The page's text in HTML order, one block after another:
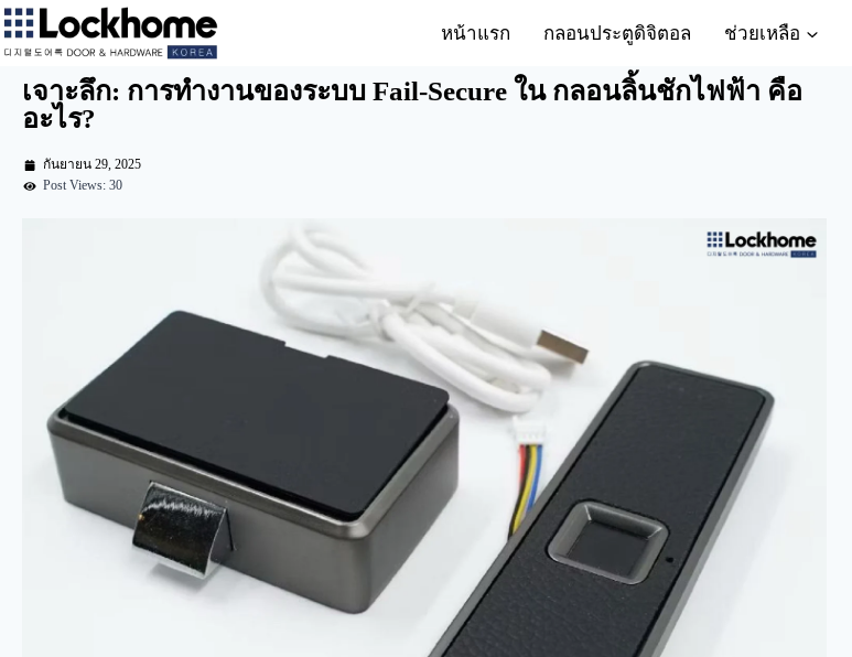
หน้าแรก กลอนประตูดิจิตอล ช่วยเหลือ
เจาะลึก: การทำงานของระบบ Fail-Secure ใน กลอนลิ้นชักไฟฟ้า คือ
อะไร?
กันยายน 29, 2025
Post Views: 30